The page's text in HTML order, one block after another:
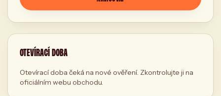
OTEVÍRACÍ DOBA
Otevírací doba čeká na nové ověření. Zkontrolujte ji na
oficiálním webu obchodu.